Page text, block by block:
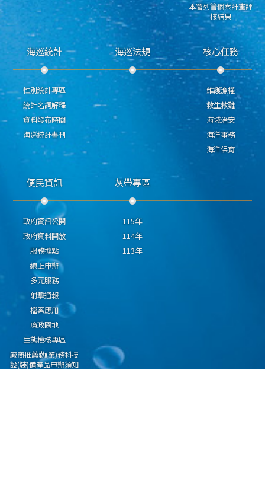
本署列管個案計畫評
核結果
海巡統計
性別統計專區
統計名詞解釋
資料發布時間
海巡統計書刊
海巡法規 核心任務
維護漁權
救生救難
海域治安
海洋事務
海洋保育
便民資訊
政府資訊公開
政府資料開放
服務據點
線上申辦
多元服務
射擊通報
檔案應用
廉政園地
生態檢核專區
廠商推薦勤(業)務科技
設(裝)備產品申辦須知
灰帶專區
115年
114年
113年